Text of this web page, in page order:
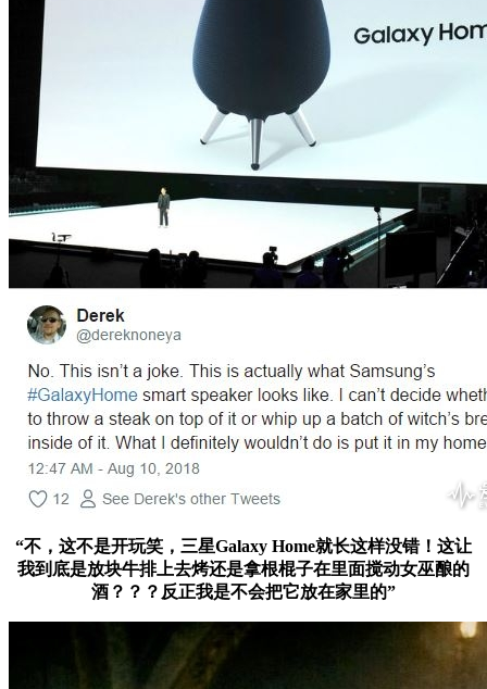
“不，这不是开玩笑，三星Galaxy Home就长这样没错！这让
我到底是放块牛排上去烤还是拿根棍子在里面搅动女巫酿的
酒？？？反正我是不会把它放在家里的”